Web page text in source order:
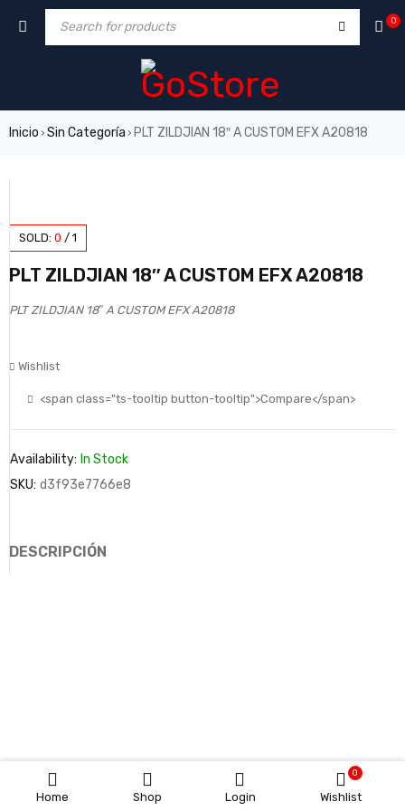
Home Shop Login Wishlist
0
0
Inicio › Sin Categoría › PLT ZILDJIAN 18″ A CUSTOM EFX A20818
SOLD: 0 / 1
PLT ZILDJIAN 18″ A CUSTOM EFX A20818
PLT ZILDJIAN 18″ A CUSTOM EFX A20818
Wishlist
<span class="ts-tooltip button-tooltip">Compare</span>
Availability: In Stock
SKU: d3f93e7766e8
DESCRIPCIÓN